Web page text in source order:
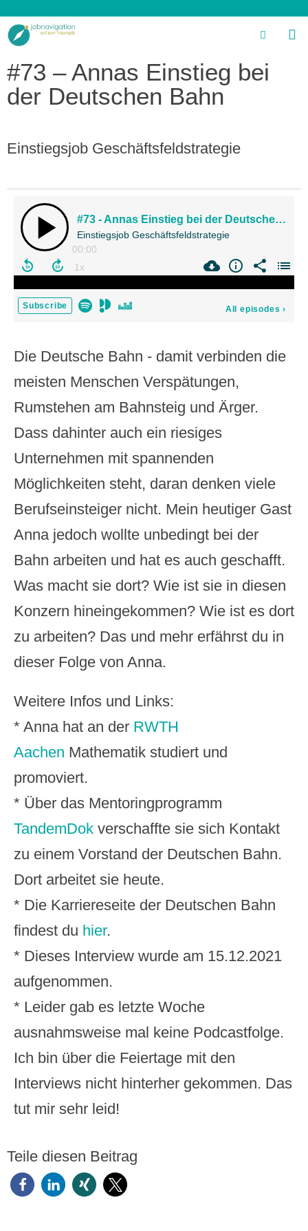
#73 – Annas Einstieg bei
der Deutschen Bahn
Einstiegsjob Geschäftsfeldstrategie
Die Deutsche Bahn - damit verbinden die
meisten Menschen Verspätungen,
Rumstehen am Bahnsteig und Ärger.
Dass dahinter auch ein riesiges
Unternehmen mit spannenden
Möglichkeiten steht, daran denken viele
Berufseinsteiger nicht. Mein heutiger Gast
Anna jedoch wollte unbedingt bei der
Bahn arbeiten und hat es auch geschafft.
Was macht sie dort? Wie ist sie in diesen
Konzern hineingekommen? Wie ist es dort
zu arbeiten? Das und mehr erfährst du in
dieser Folge von Anna.
Weitere Infos und Links:
* Anna hat an der RWTH
Aachen Mathematik studiert und
promoviert.
* Über das Mentoringprogramm
TandemDok verschaffte sie sich Kontakt
zu einem Vorstand der Deutschen Bahn.
Dort arbeitet sie heute.
* Die Karriereseite der Deutschen Bahn
findest du hier.
* Dieses Interview wurde am 15.12.2021
aufgenommen.
* Leider gab es letzte Woche
ausnahmsweise mal keine Podcastfolge.
Ich bin über die Feiertage mit den
Interviews nicht hinterher gekommen. Das
tut mir sehr leid!
Teile diesen Beitrag